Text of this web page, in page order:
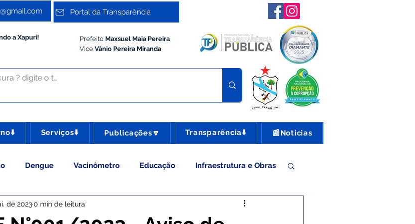
Portal da Transparência
a Xapuri! Prefeito Maxsuel Maia Pereira
Vice Vânio Pereira Miranda
Serviços⬇️ Publicações🔽 Transparência⬇️ 📰Notícias
Dengue Vacinômetro Educação Infraestrutura e Obras
Lazer Administração e Gestão
de 20230 min de leitura